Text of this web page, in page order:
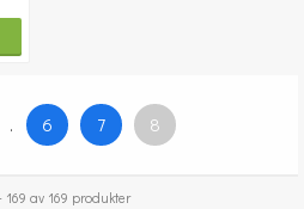
. 6 7 8
169 av 169 produkter